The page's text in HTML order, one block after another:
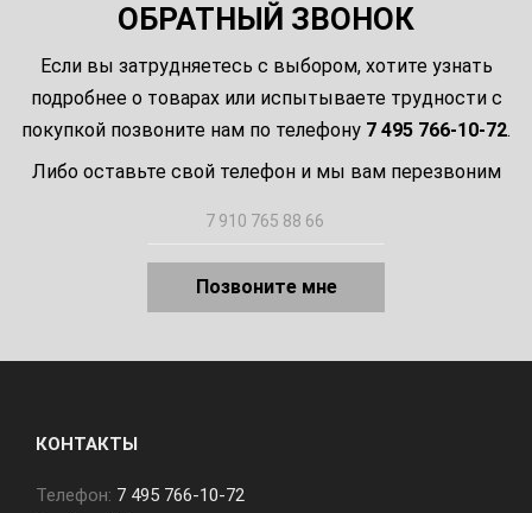
ОБРАТНЫЙ ЗВОНОК
Если вы затрудняетесь с выбором, хотите узнать
подробнее о товарах или испытываете трудности с
покупкой позвоните нам по телефону 7 495 766-10-72.
Либо оставьте свой телефон и мы вам перезвоним
Позвоните мне
КОНТАКТЫ
Телефон: 7 495 766-10-72